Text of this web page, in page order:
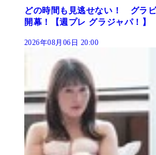
どの時間も見逃せない！ グラ
開幕！【週プレ グラジャパ！】
2026年08月06日 20:00